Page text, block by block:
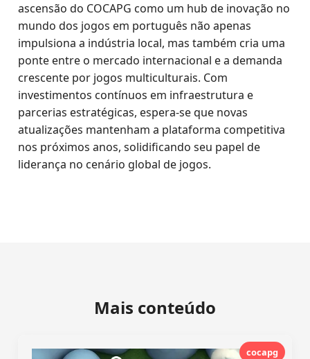
ascensão do COCAPG como um hub de inovação no
mundo dos jogos em português não apenas
impulsiona a indústria local, mas também cria uma
ponte entre o mercado internacional e a demanda
crescente por jogos multiculturais. Com
investimentos contínuos em infraestrutura e
parcerias estratégicas, espera-se que novas
atualizações mantenham a plataforma competitiva
nos próximos anos, solidificando seu papel de
liderança no cenário global de jogos.
Mais conteúdo
cocapg